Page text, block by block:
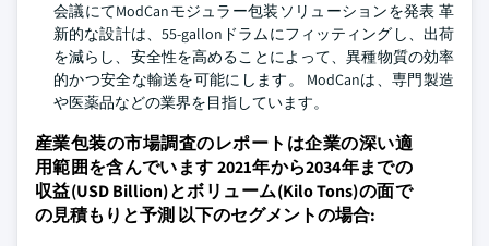
会議にてModCanモジュラー包装ソリューションを発表 革
新的な設計は、55-gallonドラムにフィッティングし、出荷
を減らし、安全性を高めることによって、異種物質の効率
的かつ安全な輸送を可能にします。 ModCanは、専門製造
や医薬品などの業界を目指しています。
産業包装の市場調査のレポートは企業の深い適
用範囲を含んでいます 2021年から2034年までの
収益(USD Billion)とボリューム(Kilo Tons)の面で
の見積もりと予測 以下のセグメントの場合: